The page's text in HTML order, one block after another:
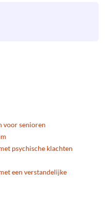
voor senioren
psychische klachten
een verstandelijke